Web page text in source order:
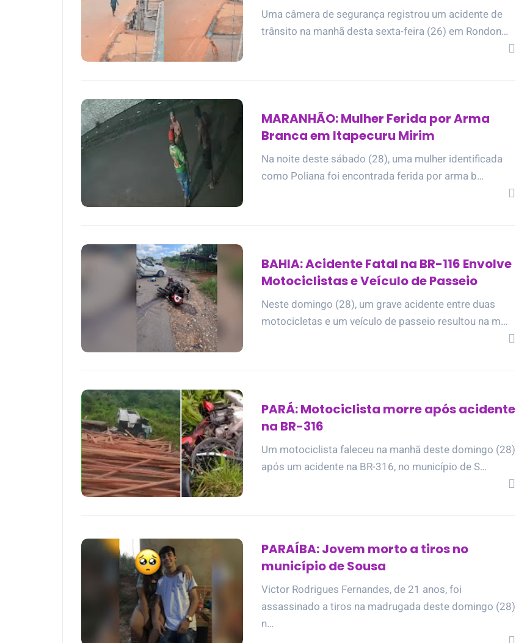
Uma câmera de segurança registrou um acidente de
trânsito na manhã desta sexta-feira (26) em Rondon…
MARANHÃO: Mulher Ferida por Arma
Branca em Itapecuru Mirim
Na noite deste sábado (28), uma mulher identificada
como Poliana foi encontrada ferida por arma b…
BAHIA: Acidente Fatal na BR-116 Envolve
Motociclistas e Veículo de Passeio
Neste domingo (28), um grave acidente entre duas
motocicletas e um veículo de passeio resultou na m…
PARÁ: Motociclista morre após acidente
na BR-316
Um motociclista faleceu na manhã deste domingo (28)
após um acidente na BR-316, no município de S…
PARAÍBA: Jovem morto a tiros no
município de Sousa
Victor Rodrigues Fernandes, de 21 anos, foi
assassinado a tiros na madrugada deste domingo (28)
n…